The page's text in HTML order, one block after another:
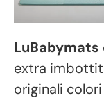
LuBabymats
extra
originali